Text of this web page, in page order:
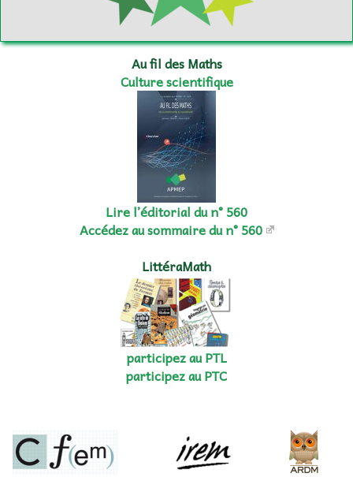
Au fil des Maths
Culture scientifique
Lire l’éditorial du n° 560
Accédez au sommaire du n° 560
LittéraMath
participez au PTL
participez au PTC